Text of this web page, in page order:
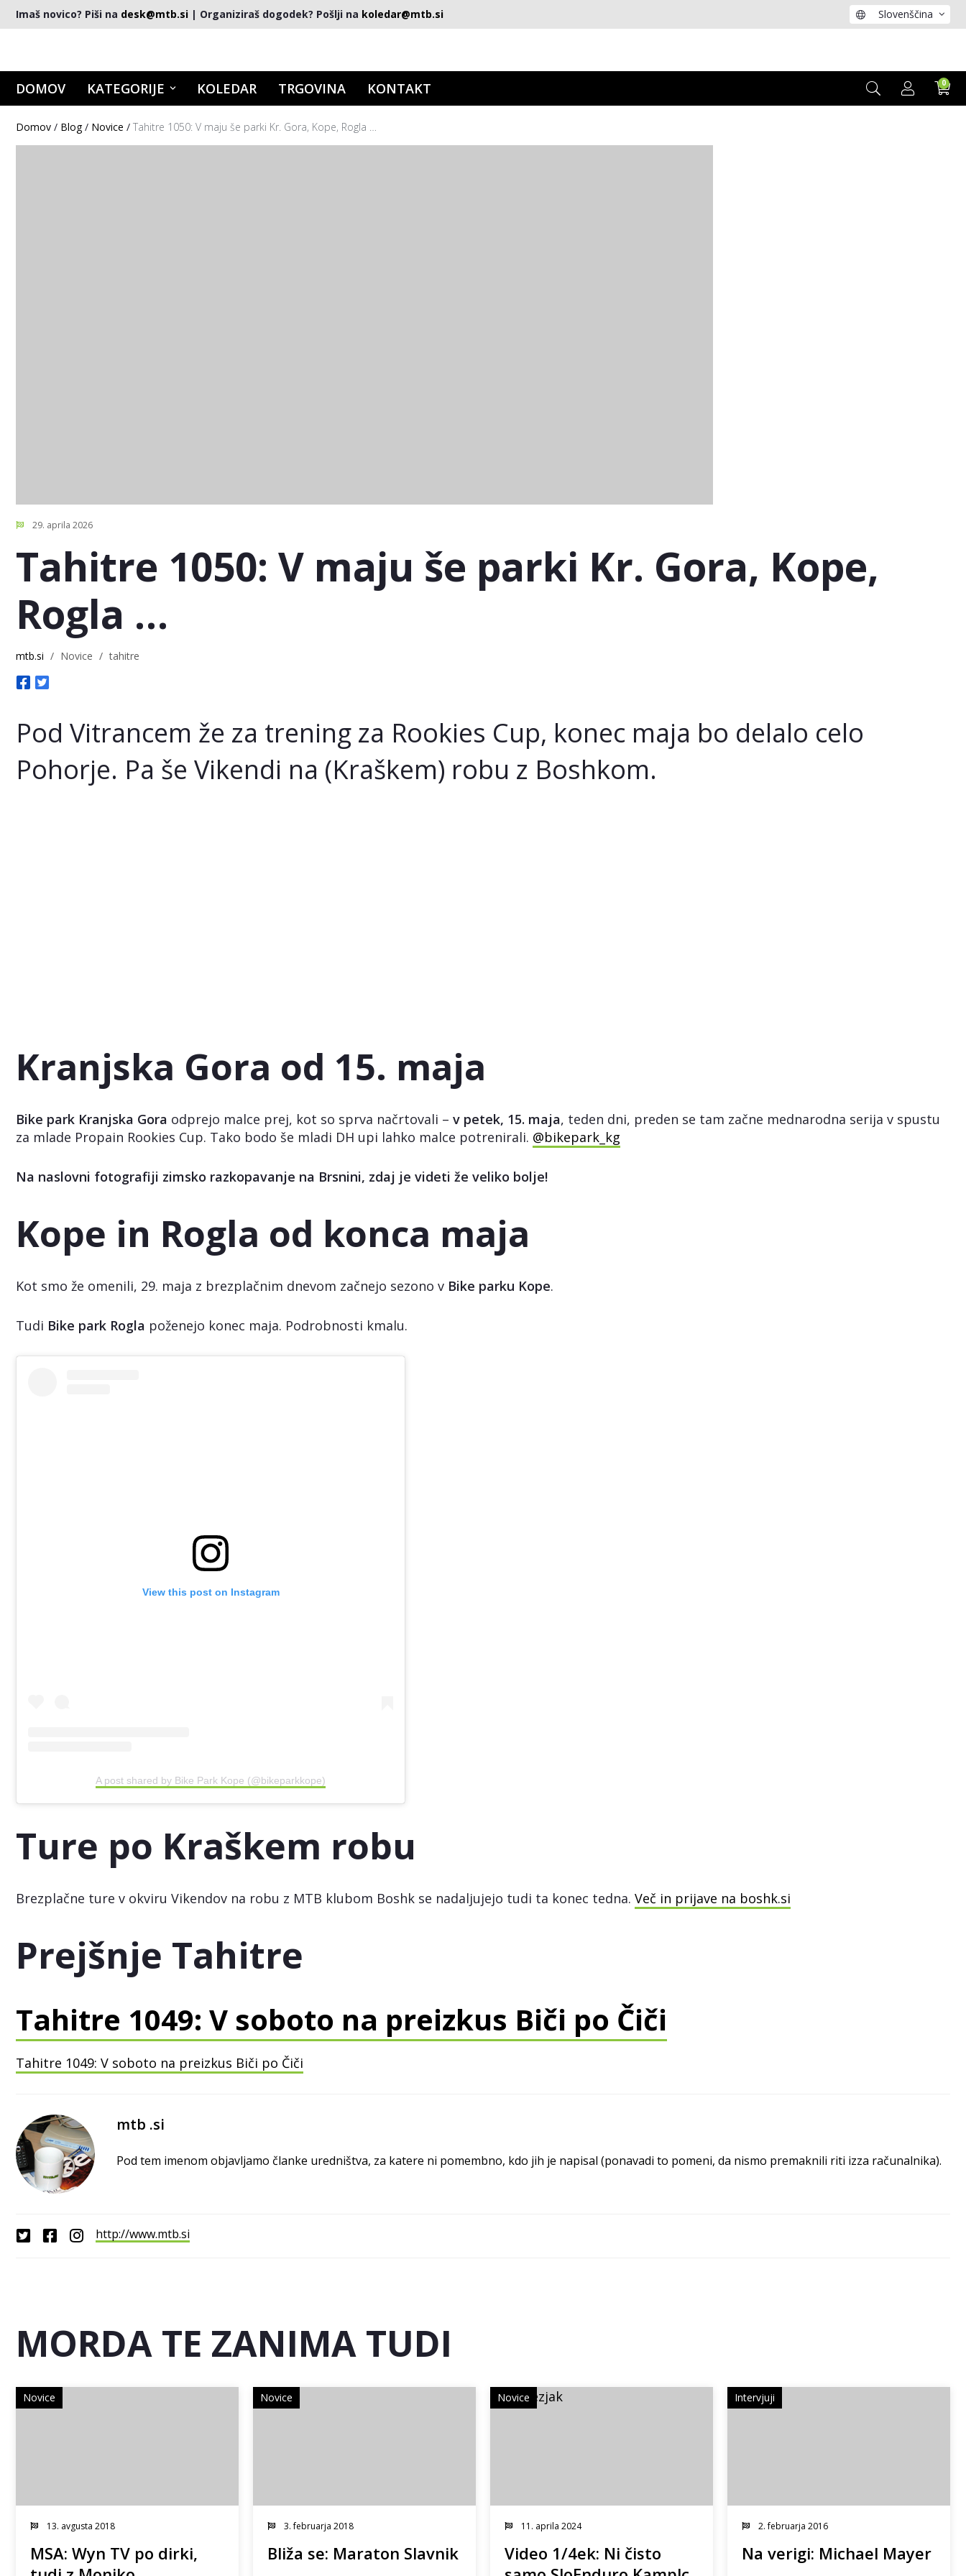
Imaš novico? Piši na desk@mtb.si | Organiziraš dogodek? Pošlji na koledar@mtb.si Slovenščina
DOMOV KATEGORIJE KOLEDAR TRGOVINA KONTAKT 0
Domov / Blog/ Novice / Tahitre 1050: V maju še parki Kr. Gora, Kope, Rogla …
29. aprila 2026
Tahitre 1050: V maju še parki Kr. Gora, Kope,
Rogla …
mtb.si / Novice / tahitre
Pod Vitrancem že za trening za Rookies Cup, konec maja bo delalo celo
Pohorje. Pa še Vikendi na (Kraškem) robu z Boshkom.
Kranjska Gora od 15. maja
Bike park Kranjska Gora odprejo malce prej, kot so sprva načrtovali – v petek, 15. maja, teden dni, preden se tam začne mednarodna serija v spustu
za mlade Propain Rookies Cup. Tako bodo še mladi DH upi lahko malce potrenirali. @bikepark_kg
Na naslovni fotografiji zimsko razkopavanje na Brsnini, zdaj je videti že veliko bolje!
Kope in Rogla od konca maja
Kot smo že omenili, 29. maja z brezplačnim dnevom začnejo sezono v Bike parku Kope.
Tudi Bike park Rogla poženejo konec maja. Podrobnosti kmalu.
View this post on Instagram
A post shared by Bike Park Kope (@bikeparkkope)
Ture po Kraškem robu
Brezplačne ture v okviru Vikendov na robu z MTB klubom Boshk se nadaljujejo tudi ta konec tedna. Več in prijave na boshk.si
Prejšnje Tahitre
Tahitre 1049: V soboto na preizkus Biči po Čiči
Tahitre 1049: V soboto na preizkus Biči po Čiči
mtb .si
Pod tem imenom objavljamo članke uredništva, za katere ni pomembno, kdo jih je napisal (ponavadi to pomeni, da nismo premaknili riti izza računalnika).
http://www.mtb.si
MORDA TE ZANIMA TUDI
13. avgusta 2018
MSA: Wyn TV po dirki,
Novice
3. februarja 2018
Bliža se: Maraton Slavnik
Novice
11. aprila 2024
Video 1/4ek: Ni čisto
Novice
2. februarja 2016
Na verigi: Michael Mayer
Intervjuji